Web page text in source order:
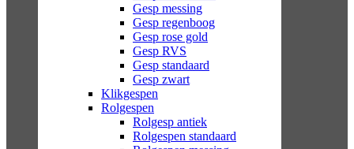
Gesp messing
Gesp regenboog
Gesp rose gold
Gesp RVS
Gesp standaard
Gesp zwart
Klikgespen
Rolgespen
Rolgesp antiek
Rolgespen standaard